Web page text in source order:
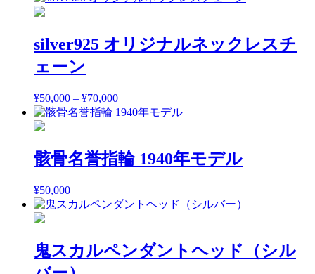
silver925 オリジナルネックレスチ
ェーン
¥50,000 – ¥70,000価
格
–
¥70,000
骸骨名誉指輪 1940年モデル
¥50,000
鬼スカルペンダントヘッド（シル